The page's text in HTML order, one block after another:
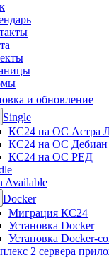
и обновление
Single
КС24 на ОС Астра
КС24 на ОС Дебиан
КС24 на ОС РЕД
Available
Docker
Миграция КС24
Установка Docker
Установка Docker-
2 сервера